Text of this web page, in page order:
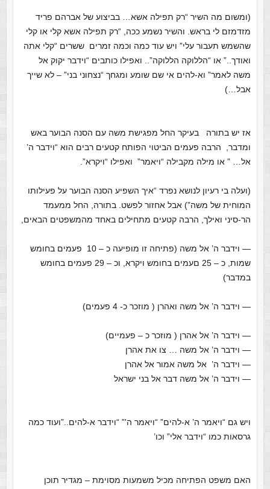
(ומשום מה השיר “רק תפילה אשא… בביצוע של אברהם פריד
מזדמזם לי בראש. והשיר נשמע ככה, “רק תפילה אשא קלי או קלי
שהשמש תעבור עלי” ויש עוד כמה וכמה זמרים ששרים “קלי אתה
ואודך..” או “הללוקה הללוקה”.. ואפילו כותבים “וידבר יקוק אל
משה לאמר” וא-להים אי שם שומע ומגחך “נצחוני בני” – לא שייך
אבל…)
אז יש בתורה בעיקר החל מפגישת משה עם הסנה הבוער באש
ומדבר, הרבה פעמים הביטוי הפותח קטעים רבים הוא “וידבר ה’
אל… ” או מילה מקבילה “ויאמר” ואפילו “ויקרא”.
(ועלה בי רעיון לנושא נפרד “איך השפיע הסנה הבוער על פעילותו
המוחית של משה”) אבל אחזור לפשט. בתורה, החל ממעמד
הר-סיני ואילך, הרבה קטעים מתחילים באחד מהמשפטים הבאים,
— וידבר ה’ אל משה (פתיחה זו מופיעה כ – 10 פעמים בחומש
שמות, כ – 25 םעמים בחומש ויקרא, וכ – 29 פעמים בחומש
במדבר)
— וידבר ה’ אל משה ואהרן ( מוזכר כ- 4 פעמים)
— וידבר ה’ אל אהרן ( מוזכר כ – פעמיים)
— וידבר ה’ אל משה … צו את אהרן
— וידבר ה’ אל משה אמור אל אהרן
— וידבר ה’ אל משה דבר אל בני ישראל
ויש גם “ויאמר ה’ א-להים” “ויאמר ה'” “וידבר א-להים..”ועוד כמה
גרסאות כמו “וידבר אלי” וכו’
האם משפט הפתיחה מכיל משמעות מסוימת – מגדיר תוכן